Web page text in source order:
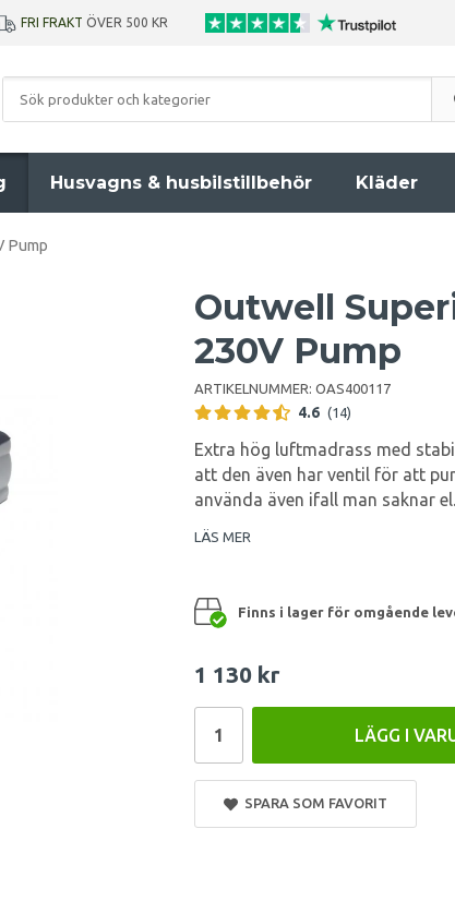
FRI FRAKT ÖVER 500 KR
Husvagns & husbilstillbehör Kläder
Pump
Outwell
230V Pump
ARTIKELNUMMER: OAS400117
4.6 (14)
Extra hög luftmadrass med
att den även har ventil för att
använda även ifall man saknar el.
LÄS MER
Finns i lager för omgående
1 130 kr
LÄGG I
SPARA SOM FAVORIT